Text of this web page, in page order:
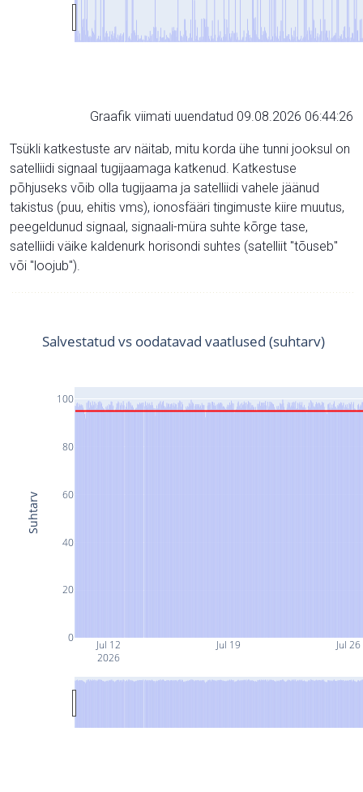
Graafik viimati uuendatud 09.08.2026 06:44:26
Tsükli katkestuste arv näitab, mitu korda ühe tunni jooksul on
satelliidi signaal tugijaamaga katkenud. Katkestuse
põhjuseks võib olla tugijaama ja satelliidi vahele jäänud
takistus (puu, ehitis vms), ionosfääri tingimuste kiire muutus,
peegeldunud signaal, signaali-müra suhte kõrge tase,
satelliidi väike kaldenurk horisondi suhtes (satelliit "tõuseb"
või "loojub").
Jul 12
2026
Jul 19 Jul 26
0
20
40
60
80
100
Salvestatud vs oodatavad vaatlused (suhtarv)
Suhtarv